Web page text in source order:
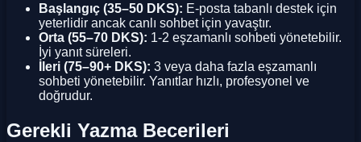
Başlangıç (35–50 DKS): E-posta tabanlı destek için
yeterlidir ancak canlı sohbet için yavaştır.
Orta (55–70 DKS): 1-2 eşzamanlı sohbeti yönetebilir.
İyi yanıt süreleri.
İleri (75–90+ DKS): 3 veya daha fazla eşzamanlı
sohbeti yönetebilir. Yanıtlar hızlı, profesyonel ve
doğrudur.
Gerekli Yazma Becerileri